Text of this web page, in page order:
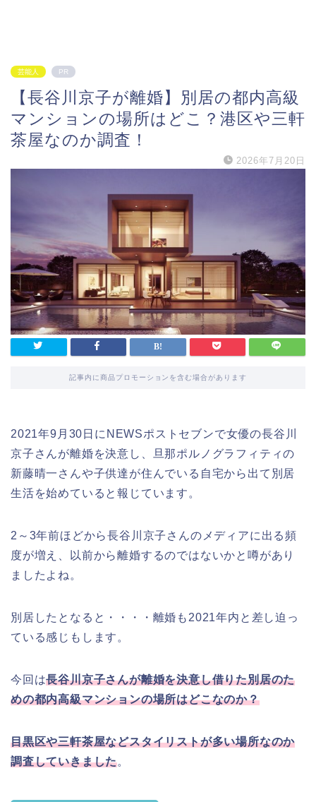
芸能人 PR
【長谷川京子が離婚】別居の都内高級
マンションの場所はどこ？港区や三軒
茶屋なのか調査！
2026年7月20日
記事内に商品プロモーションを含む場合があります
2021年9月30日にNEWSポストセブンで女優の長谷川
京子さんが離婚を決意し、旦那ポルノグラフィティの
新藤晴一さんや子供達が住んでいる自宅から出て別居
生活を始めていると報じています。
2～3年前ほどから長谷川京子さんのメディアに出る頻
度が増え、以前から離婚するのではないかと噂があり
ましたよね。
別居したとなると・・・・離婚も2021年内と差し迫っ
ている感じもします。
今回は長谷川京子さんが離婚を決意し借りた別居のた
めの都内高級マンションの場所はどこなのか？
目黒区や三軒茶屋などスタイリストが多い場所なのか
調査していきました。